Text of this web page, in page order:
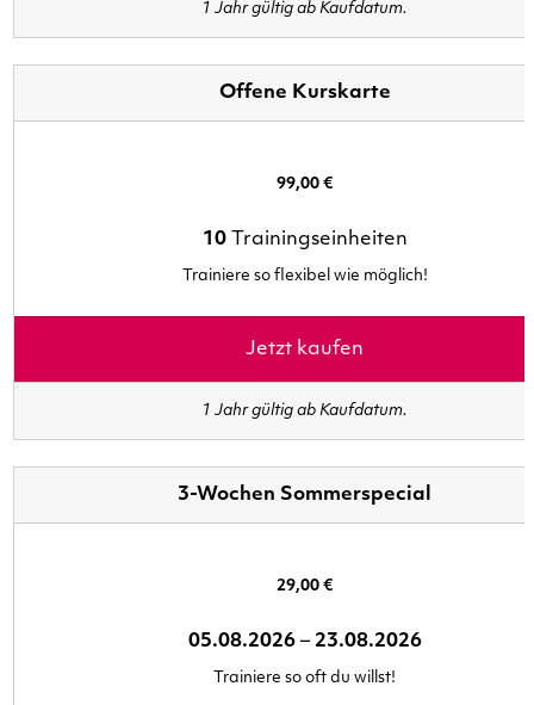
1 Jahr gültig ab Kaufdatum.
Offene Kurskarte
99,00 €
10Trainingseinheiten
Trainiere so flexibel wie möglich!
Jetzt kaufen
1 Jahr gültig ab Kaufdatum.
3-Wochen Sommerspecial
29,00 €
05.08.2026– 23.08.2026
Trainiere so oft du willst!